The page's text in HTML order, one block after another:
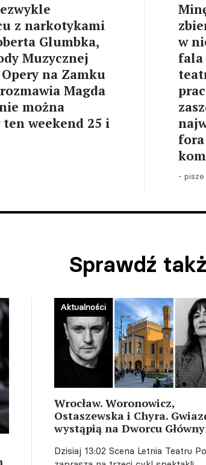
z narkotykami
Glumbka,
Muzycznej
na Zamku
Magda
można
weekend 25 i
w
fala
fora
- pisze
Sprawdź
Wrocław. Woronowicz,
Ostaszewska i Chyra.
wystąpią na Dworcu
Dzisiaj 13:02 Scena Letnia Teatru
Aktualności